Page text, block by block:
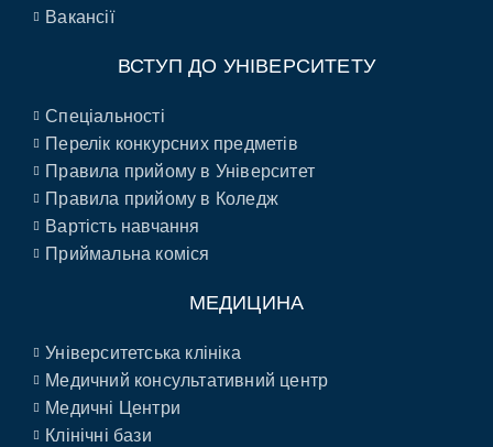
Вакансії
ВСТУП ДО УНІВЕРСИТЕТУ
Спеціальності
Перелік конкурсних предметів
Правила прийому в Університет
Правила прийому в Коледж
Вартість навчання
Приймальна коміся
МЕДИЦИНА
Університетська клініка
Медичний консультативний центр
Медичні Центри
Клінічні бази